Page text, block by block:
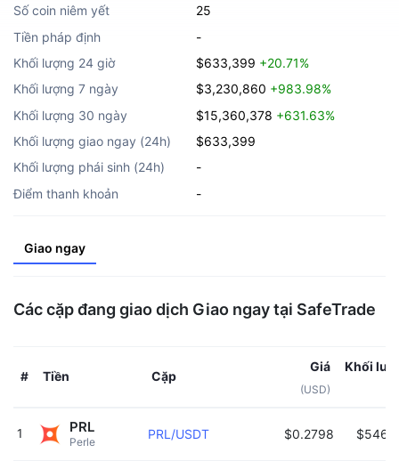
Số coin niêm yết
25
Tiền pháp định
-
Khối lượng 24 giờ
$633,399 +20.71%
Khối lượng 7 ngày
$3,230,860 +983.98%
Khối lượng 30 ngày
$15,360,378 +631.63%
Khối lượng giao ngay (24h)
$633,399
Khối lượng phái sinh (24h)
-
Điểm thanh khoản
-
Giao ngay
Các cặp đang giao dịch Giao ngay tại SafeTrade
# Tiền Cặp
Giá
(USD)
Khối
1
Perle
PRL PRL/USDT $0.2798